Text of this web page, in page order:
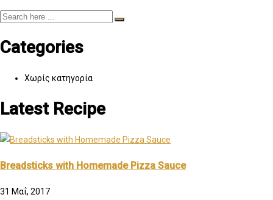
Categories
Χωρίς κατηγορία
Latest Recipe
Breadsticks with Homemade Pizza Sauce
31 Μαΐ, 2017